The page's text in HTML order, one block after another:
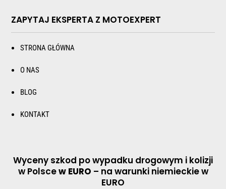
ZAPYTAJ EKSPERTA Z MOTOEXPERT
STRONA GŁÓWNA
O NAS
BLOG
KONTAKT
Wyceny szkod po wypadku drogowym i kolizji
w Polscew EURO – na warunki niemieckie w
EURO